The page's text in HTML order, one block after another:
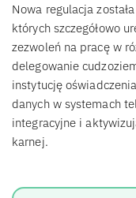
Nowa regulacja
których szczegółowo
zezwoleń na pracę w
delegowanie
instytucję
danych w systemach
integracyjne i
karnej.